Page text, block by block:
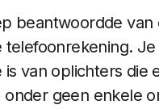
beantwoordde
van oplichters die
geen enkele